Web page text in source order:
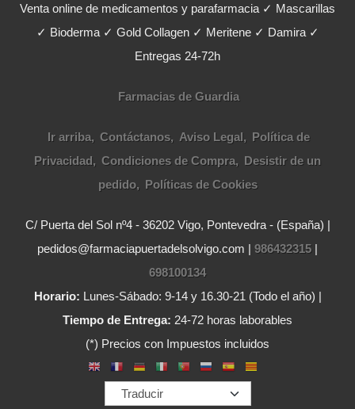
Venta online de medicamentos y parafarmacia ✓ Mascarillas
✓ Bioderma ✓ Gold Collagen ✓ Meritene ✓ Damira ✓
Entregas 24-72h
Farmacias de Guardia
Ir arriba Contáctanos Aviso Legal
Política de
Privacidad
Condiciones de Compra
Desistir de un
pedido
Políticas de Cookies
C/ Puerta del Sol nº4 - 36202 Vigo, Pontevedra - (España) |
pedidos@farmaciapuertadelsolvigo.com | 986432315 |
698100134
Horario: Lunes-Sábado: 9-14 y 16.30-21 (Todo el año) |
Tiempo de Entrega: 24-72 horas laborables
(*) Precios con Impuestos incluidos